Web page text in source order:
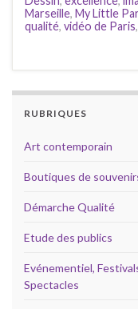
Marseille, My Little
qualité, vidéo de Paris,
RUBRIQUES
Art contemporain
Boutiques de
Démarche Qualité
Etude des publics
Evénementiel,
Spectacles